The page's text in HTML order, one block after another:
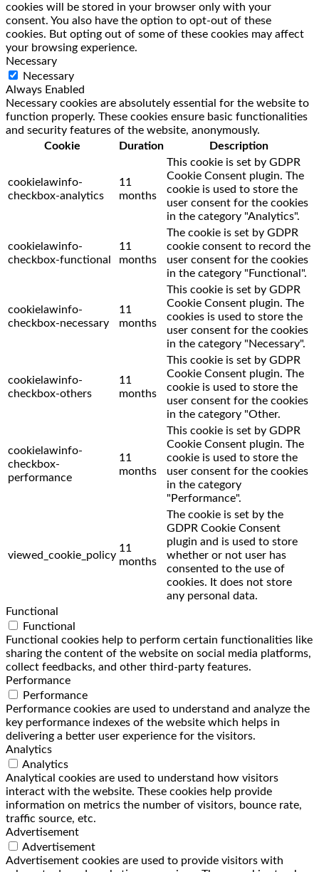
cookies will be stored in your browser only with your
consent. You also have the option to opt-out of these
cookies. But opting out of some of these cookies may affect
your browsing experience.
Necessary
Necessary
Always Enabled
Necessary cookies are absolutely essential for the website to
function properly. These cookies ensure basic functionalities
and security features of the website, anonymously.
Cookie
Duration Description
cookielawinfo-
checkbox-analytics
11
months
This cookie is set by GDPR
Cookie Consent plugin. The
cookie is used to store the
user consent for the cookies
in the category "Analytics".
cookielawinfo-
checkbox-functional
11
months
The cookie is set by GDPR
cookie consent to record the
user consent for the cookies
in the category "Functional".
cookielawinfo-
checkbox-necessary
11
months
This cookie is set by GDPR
Cookie Consent plugin. The
cookies is used to store the
user consent for the cookies
in the category "Necessary".
cookielawinfo-
checkbox-others
11
months
This cookie is set by GDPR
Cookie Consent plugin. The
cookie is used to store the
user consent for the cookies
in the category "Other.
cookielawinfo-
checkbox-
performance
11
months
This cookie is set by GDPR
Cookie Consent plugin. The
cookie is used to store the
user consent for the cookies
in the category
"Performance".
viewed_cookie_policy
11
months
The cookie is set by the
GDPR Cookie Consent
plugin and is used to store
whether or not user has
consented to the use of
cookies. It does not store
any personal data.
Functional
Functional
Functional cookies help to perform certain functionalities like
sharing the content of the website on social media platforms,
collect feedbacks, and other third-party features.
Performance
Performance
Performance cookies are used to understand and analyze the
key performance indexes of the website which helps in
delivering a better user experience for the visitors.
Analytics
Analytics
Analytical cookies are used to understand how visitors
interact with the website. These cookies help provide
information on metrics the number of visitors, bounce rate,
traffic source, etc.
Advertisement
Advertisement
Advertisement cookies are used to provide visitors with